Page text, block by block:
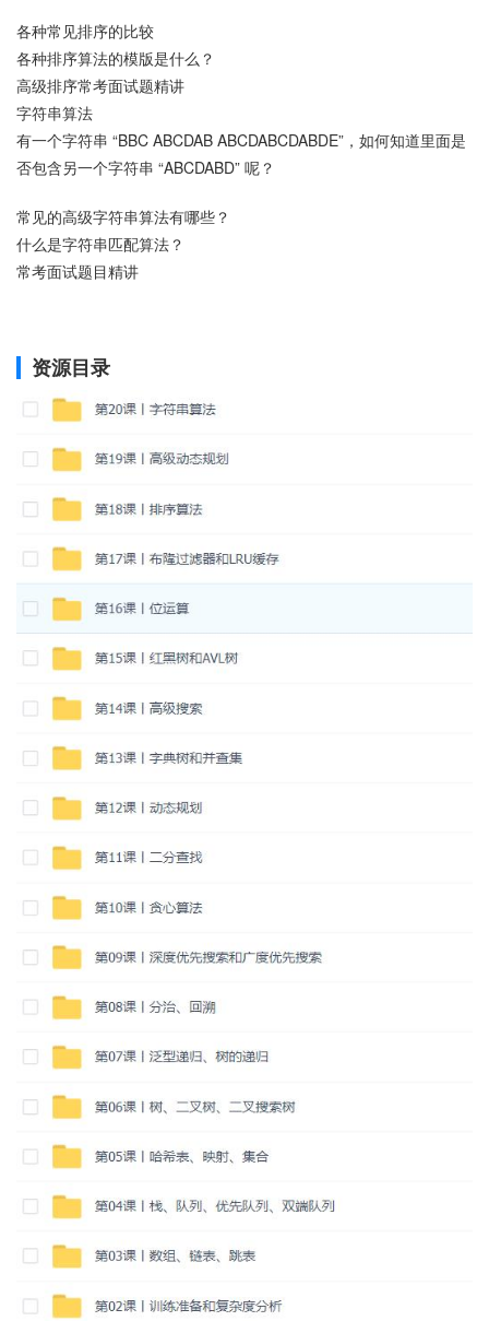
各种常见排序的比较
各种排序算法的模版是什么？
高级排序常考面试题精讲
字符串算法
有一个字符串 “BBC ABCDAB ABCDABCDABDE”，如何知道里面是
否包含另一个字符串 “ABCDABD” 呢？
常见的高级字符串算法有哪些？
什么是字符串匹配算法？
常考面试题目精讲
资源目录